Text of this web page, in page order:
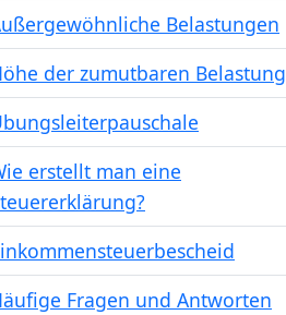
Belastungen
der zumutbaren Belastung
erstellt man eine
Fragen und Antworten